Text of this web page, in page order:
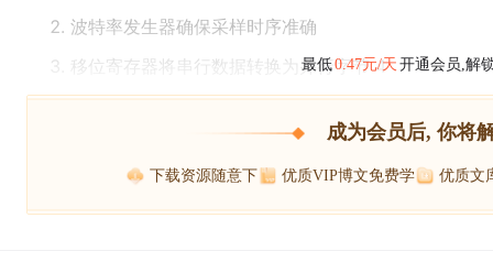
波特率发生器确保采样时序准确
移位寄存器将串行数据转换为并行字节 4
最低0.47元/天 开通会员,解
成为会员后, 你将
下载资源随意下 优质VIP博文免费学 优质文